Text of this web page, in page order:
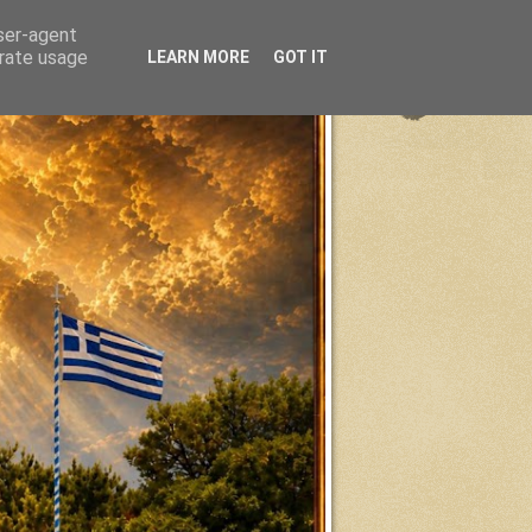
agent
usage
LEARN MORE GOT IT